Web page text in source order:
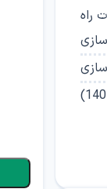
راه
)